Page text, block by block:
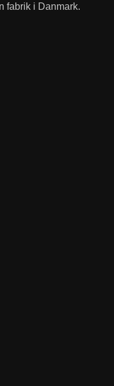
fabrik i Danmark.